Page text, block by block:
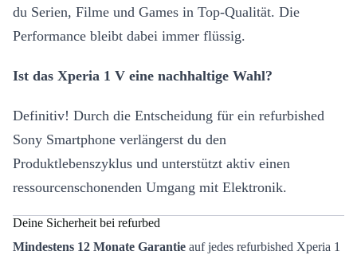
du Serien, Filme und Games in Top-Qualität. Die
Performance bleibt dabei immer flüssig.
Ist das Xperia 1 V eine nachhaltige Wahl?
Definitiv! Durch die Entscheidung für ein refurbished
Sony Smartphone verlängerst du den
Produktlebenszyklus und unterstützt aktiv einen
ressourcenschonenden Umgang mit Elektronik.
Deine Sicherheit bei refurbed
Mindestens 12 Monate Garantie auf jedes refurbished Xperia 1